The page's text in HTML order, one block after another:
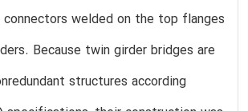
connectors welded on the top flanges
Because twin girder bridges are
structures according